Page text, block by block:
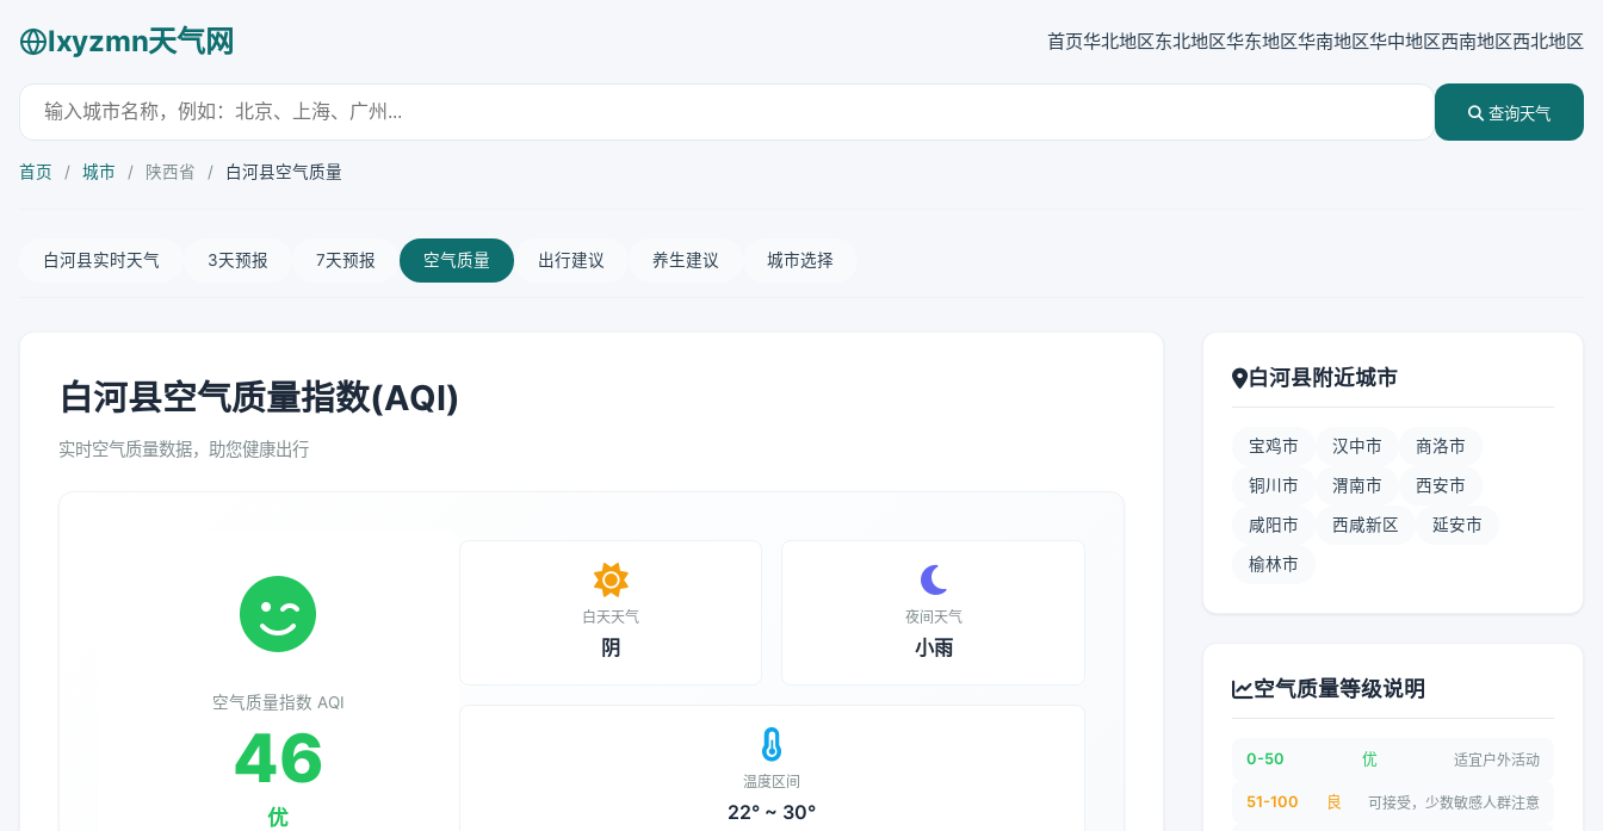
lxyzmn天气网 首页华北地区东北地区华东地区华南地区华中地区西南地区西北地区
查询天气
首页 / 城市 / 陕西省 / 白河县空气质量
白河县实时天气 3天预报 7天预报 空气质量 出行建议 养生建议 城市选择
白河县空气质量指数(AQI)
实时空气质量数据，助您健康出行
空气质量指数 AQI
46
优
白天天气
阴
夜间天气
小雨
温度区间
22° ~ 30°
白河县附近城市
宝鸡市 汉中市 商洛市
铜川市 渭南市 西安市
咸阳市 西咸新区 延安市
榆林市
空气质量等级说明
0-50 优 适宜户外活动
51-100 良 可接受，少数敏感人群注意